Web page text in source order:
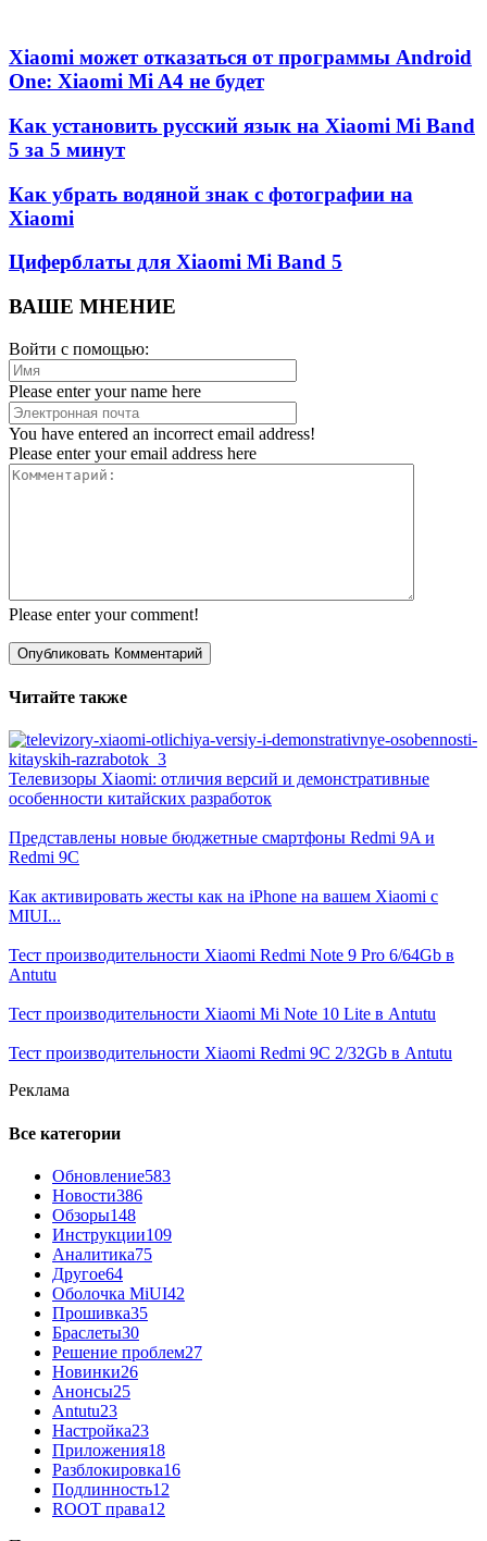
Xiaomi может отказаться от программы Android
One: Xiaomi Mi A4 не будет
Как установить русский язык на Xiaomi Mi Band
5 за 5 минут
Как убрать водяной знак с фотографии на
Xiaomi
Циферблаты для Xiaomi Mi Band 5
ВАШЕ МНЕНИЕ
Войти с помощью:
Please enter your name here
You have entered an incorrect email address!
Please enter your email address here
Please enter your comment!
Читайте также
Телевизоры Xiaomi: отличия версий и демонстративные
особенности китайских разработок
Представлены новые бюджетные смартфоны Redmi 9A и
Redmi 9C
Как активировать жесты как на iPhone на вашем Xiaomi с
MIUI...
Тест производительности Xiaomi Redmi Note 9 Pro 6/64Gb в
Antutu
Тест производительности Xiaomi Mi Note 10 Lite в Antutu
Тест производительности Xiaomi Redmi 9C 2/32Gb в Antutu
Реклама
Все категории
Обновление583
Новости386
Обзоры148
Инструкции109
Аналитика75
Другое64
Оболочка MiUI42
Прошивка35
Браслеты30
Решение проблем27
Новинки26
Анонсы25
Antutu23
Настройка23
Приложения18
Разблокировка16
Подлинность12
ROOT права12